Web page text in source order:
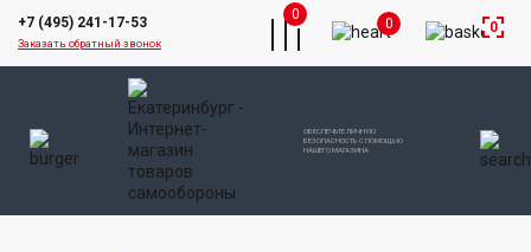
+7 (495) 241-17-53
Заказать обратный звонок
ОБЕСПЕЧЬТЕ ЛИЧНУЮ
БЕЗОПАСНОСТЬ С ПОМОЩЬЮ
НАШЕГО МАГАЗИНА
0
0 0